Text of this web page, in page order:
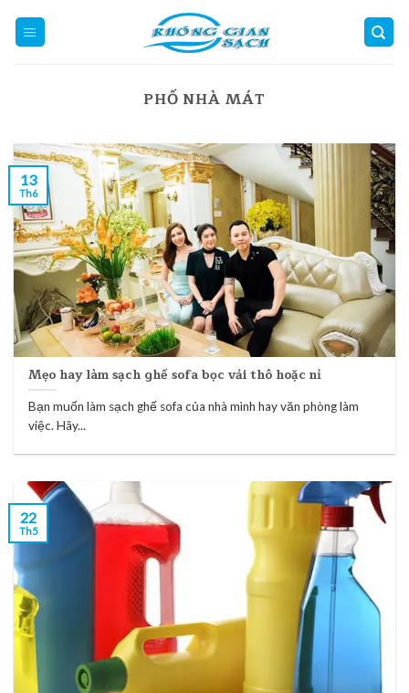
PHỐ NHÀ MÁT
Mẹo hay làm sạch ghế sofa bọc vải thô hoặc nỉ
Bạn muốn làm sạch ghế sofa của nhà mình hay văn phòng làm
việc. Hãy...
13
Th6
22
Th5